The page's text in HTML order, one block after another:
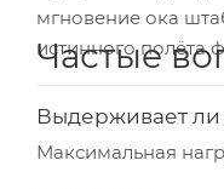
мгновение ока
истинного полёта
Частые
Выдерживает ли
Максимальная